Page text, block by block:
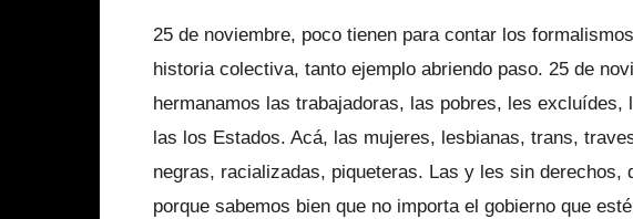
25 de noviembre, poco tienen para contar los
historia colectiva, tanto ejemplo abriendo paso. 25 de
hermanamos las trabajadoras, las pobres, les excluídes,
las los Estados. Acá, las mujeres, lesbianas, trans,
negras, racializadas, piqueteras. Las y les sin derechos,
porque sabemos bien que no importa el gobierno que